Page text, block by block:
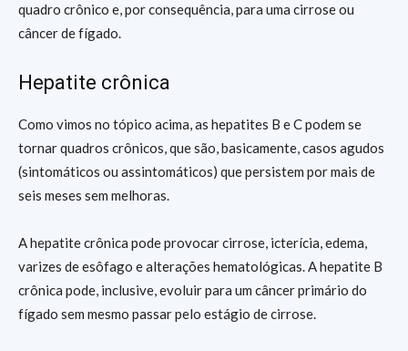
quadro crônico e, por consequência, para uma cirrose ou
câncer de fígado.
Hepatite crônica
Como vimos no tópico acima, as hepatites B e C podem se
tornar quadros crônicos, que são, basicamente, casos agudos
(sintomáticos ou assintomáticos) que persistem por mais de
seis meses sem melhoras.
A hepatite crônica pode provocar cirrose, icterícia, edema,
varizes de esôfago e alterações hematológicas. A hepatite B
crônica pode, inclusive, evoluir para um câncer primário do
fígado sem mesmo passar pelo estágio de cirrose.